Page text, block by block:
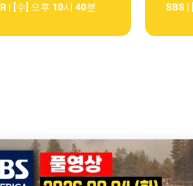
| [수] 오후 10시 40분 SBS |